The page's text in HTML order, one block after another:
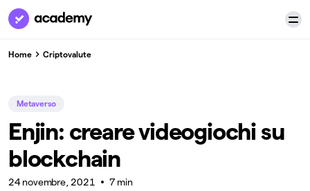
Home Criptovalute
Metaverso
Enjin: creare videogiochi su
blockchain
24 novembre, 2021 7 min